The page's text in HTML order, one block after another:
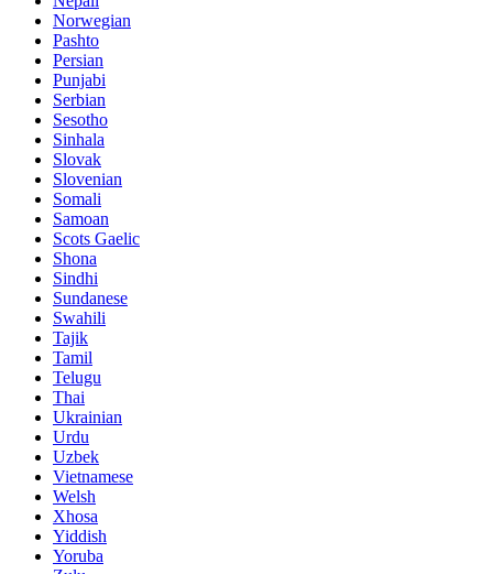
Norwegian
Pashto
Persian
Punjabi
Serbian
Sesotho
Sinhala
Slovak
Slovenian
Somali
Samoan
Scots Gaelic
Shona
Sindhi
Sundanese
Swahili
Tajik
Tamil
Telugu
Thai
Ukrainian
Urdu
Uzbek
Vietnamese
Welsh
Xhosa
Yiddish
Yoruba